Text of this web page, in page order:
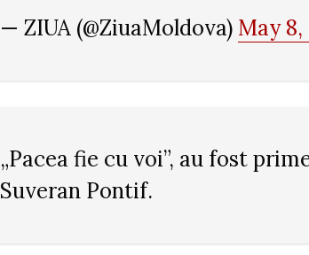
— ZIUA (@ZiuaMoldova) May 8,
„Pacea fie cu voi”, au fost
Suveran Pontif.